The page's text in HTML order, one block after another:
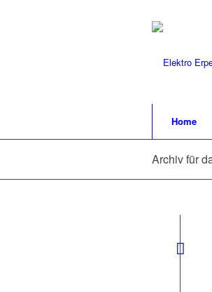
Home
Archiv für